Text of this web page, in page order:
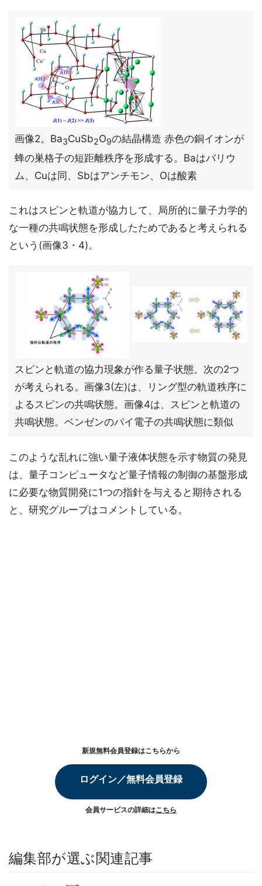
画像2。Ba3CuSb2O9の結晶構造 赤色の銅イオンが
蜂の巣格子の短距離秩序を形成する。Baはバリウ
ム、Cuは同、Sbはアンチモン、Oは酸素
これはスピンと軌道が協力して、局所的に量子力学的
な一種の共鳴状態を形成したためであると考えられる
という(画像3・4)。
スピンと軌道の協力現象が作る量子状態。次の2つ
が考えられる。画像3(左)は、リング型の軌道秩序に
よるスピンの共鳴状態。画像4は、スピンと軌道の
共鳴状態。ベンゼンのパイ電子の共鳴状態に類似
このような乱れに強い量子液体状態を示す物質の発見
は、量子コンピュータなど量子情報の制御の基盤形成
に必要な物質開発に1つの指針を与えると期待される
と、研究グループはコメントしている。
新規無料会員登録はこちらから
ログイン／無料会員登録
会員サービスの詳細はこちら
編集部が選ぶ関連記事